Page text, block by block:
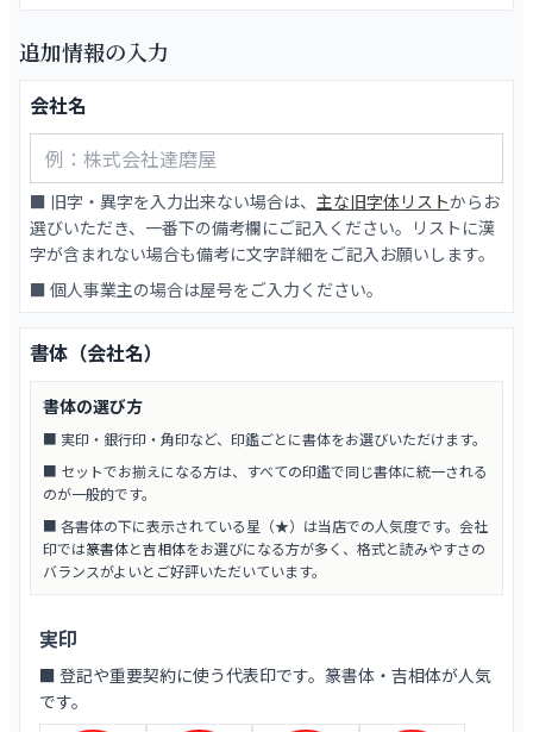
追加情報の入力
会社名
■ 旧字・異字を入力出来ない場合は、 主な旧字体リストからお
選びいただき、一番下の備考欄にご記入ください。リストに漢
字が含まれない場合も備考に文字詳細をご記入お願いします。
■ 個人事業主の場合は屋号をご入力ください。
書体（会社名）
書体の選び方
■ 実印・銀行印・角印など、印鑑ごとに書体をお選びいただけます。
■ セットでお揃えになる方は、すべての印鑑で同じ書体に統一される
のが一般的です。
■ 各書体の下に表示されている星（★）は当店での人気度です。会社
印では篆書体と吉相体をお選びになる方が多く、格式と読みやすさの
バランスがよいとご好評いただいています。
実印
■ 登記や重要契約に使う代表印です。篆書体・吉相体が人気
です。